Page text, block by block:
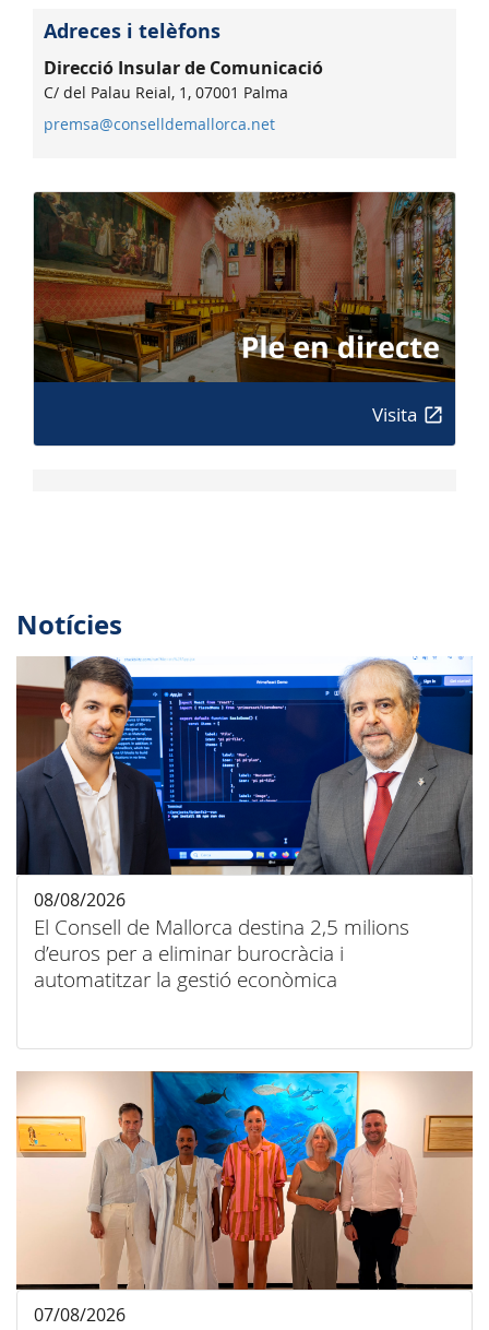
Adreces i telèfons
Direcció Insular de Comunicació
C/ del Palau Reial, 1, 07001 Palma
premsa@conselldemallorca.net
Visita
Notícies
El Consell de Mallorca destina 2,5 milions
d’euros per a eliminar burocràcia i
automatitzar la gestió econòmica
08/08/2026
07/08/2026